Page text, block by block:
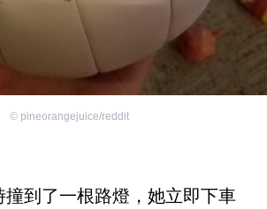
© pineorangejuice/reddit
撞到了一根路燈，她立即下車